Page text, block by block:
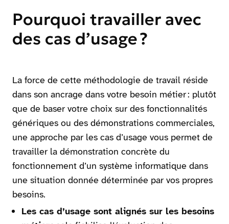
Pourquoi travailler avec
des cas d’usage ?
La force de cette méthodologie de travail réside
dans son ancrage dans votre besoin métier : plutôt
que de baser votre choix sur des fonctionnalités
génériques ou des démonstrations commerciales,
une approche par les cas d’usage vous permet de
travailler la démonstration concrète du
fonctionnement d’un système informatique dans
une situation donnée déterminée par vos propres
besoins.
Les cas d’usage sont alignés sur les besoins